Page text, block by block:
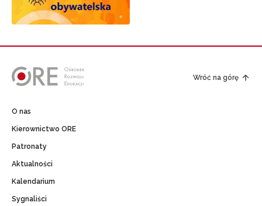
Wróć na górę
O nas
Kierownictwo ORE
Patronaty
Aktualności
Kalendarium
Sygnaliści